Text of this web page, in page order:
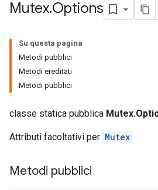
Mutex.Options
Su questa pagina
Metodi pubblici
Metodi ereditati
Metodi pubblici
classe statica pubblica
Attributi facoltativi per Mutex
Metodi pubblici